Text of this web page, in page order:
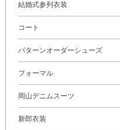
結婚式参列衣装
コート
パターンオーダーシューズ
フォーマル
岡山デニムスーツ
新郎衣装